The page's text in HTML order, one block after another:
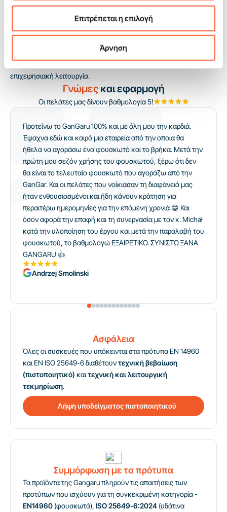
Επιτρέπεται η επιλογή
Άρνηση
συμμετέχοντα με την ατραξιόν, και αυτό ενισχύει την αντίληψη
ολόκληρης της ζώνης ως ενεργής και καλά οργανωμένης. Οι
animators μπορούν εύκολα να οργανώσουν το παιχνίδι σε μορφή
λειτουργίας χωρίς υπερβολική επιβάρυνση της ομάδας. Είναι ένα
επιχειρησιακή λειτουργία.
Γνώμες και εφαρμογή
Οι πελάτες μας δίνουν βαθμολογία 5!
Προτείνω το GanGaru 100% και με όλη μου την καρδιά.
Έψαχνα εδώ και καιρό μια εταιρεία από την οποία θα
ήθελα να αγοράσω ένα φουσκωτό και το βρήκα. Μετά την
πρώτη μου σεζόν χρήσης του φουσκωτού, ξέρω ότι δεν
θα είναι το τελευταίο φουσκωτό που αγοράζω από την
GanGar. Και οι πελάτες που νοίκιασαν τη διαφάνειά μας
ήταν ενθουσιασμένοι και ήδη κάνουν κράτηση για
περαιτέρω ημερομηνίες για την επόμενη χρονιά 😁 Και
όσον αφορά την επαφή και τη συνεργασία με τον κ. Michał
κατά την υλοποίηση του έργου και μετά την παραλαβή του
φουσκωτού, το βαθμολογώ ΕΞΑΙΡΕΤΙΚΟ. ΣΥΝΙΣΤΩ ΞΑΝΑ
GANGARU 👍
Andrzej Smolinski
Ασφάλεια
Όλες οι συσκευές που υπόκεινται στα πρότυπα EN 14960
και EN ISO 25649-6 διαθέτουντεχνική βεβαίωση
(πιστοποιητικό) καιτεχνική και λειτουργική
τεκμηρίωση.
Λήψη υποδείγματος πιστοποιητικού
Συμμόρφωση με τα πρότυπα
Τα προϊόντα της Gangaru πληρούν τις απαιτήσεις των
προτύπων που ισχύουν για τη συγκεκριμένη κατηγορία -
EN14960 (φουσκωτά), ISO 25649-6:2024 (υδάτινα